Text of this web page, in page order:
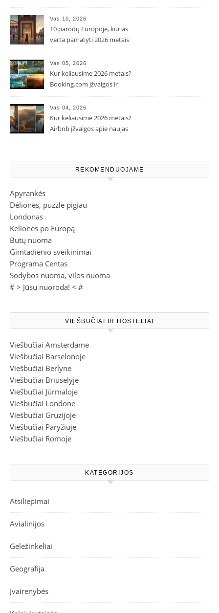
Vas 10, 2026
10 parodų Europoje, kurias
verta pamatyti 2026 metais
Vas 05, 2026
Kur keliausime 2026 metais?
Booking.com įžvalgos ir
Vas 04, 2026
Kur keliausime 2026 metais?
Airbnb įžvalgos apie naujas
REKOMENDUOJAME
Apyrankės
Dėlionės, puzzle pigiau
Londonas
Kelionės po Europą
Butų nuoma
Gimtadienio sveikinimai
Programa Centas
Sodybos nuoma, vilos nuoma
# > Jūsų nuoroda! < #
VIEŠBUČIAI IR HOSTELIAI
Viešbučiai Amsterdame
Viešbučiai Barselonoje
Viešbučiai Berlyne
Viešbučiai Briuselyje
Viešbučiai Jūrmaloje
Viešbučiai Londone
Viešbučiai Gruzijoje
Viešbučiai Paryžiuje
Viešbučiai Romoje
KATEGORIJOS
Atsiliepimai
Avialinijos
Geležinkeliai
Geografija
Įvairenybės